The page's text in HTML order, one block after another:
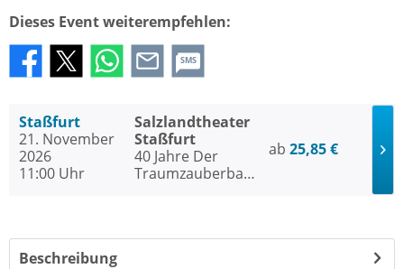
Dieses Event weiterempfehlen:
SMS
Staßfurt
21. November
2026
11:00 Uhr
Salzlandtheater
Staßfurt
40 Jahre Der
Traumzauberbaum
ab 25,85 €
Beschreibung